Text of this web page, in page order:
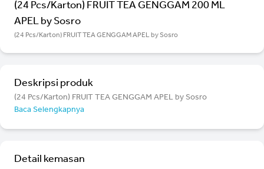
(24 Pcs/Karton) FRUIT TEA GENGGAM 200 ML
APEL by Sosro
(24 Pcs/Karton) FRUIT TEA GENGGAM APEL by Sosro
Deskripsi produk
(24 Pcs/Karton) FRUIT TEA GENGGAM APEL by Sosro
Baca Selengkapnya
Detail kemasan